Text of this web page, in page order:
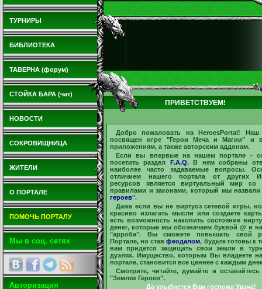
ТУРНИРЫ
БИБЛИОТЕКА
ТАВЕРНА (форум)
СТОЙКА БАРА (чат)
НОВОСТИ
СОКРОВИЩНИЦА
ЖИТЕЛИ
О ПОРТАЛЕ
ПОМОЧЬ ПОРТАЛУ
Мы в соц. сетях
Авторизация
ПРИВЕТСТВУЕМ!
Добро пожаловать наHeroesPortal! Наш
посвящен игре "Герои Меча и Магии" и
приложениям, а также авторским аддонам.
Если вы впервые на нашем портале -
посетить раздел F.A.Q.В нем собраны
наиболее часто задаваемые вопросы.
отличием нашего портала от других
ресурсов является виртуальный мир со
правилами и законами, который мы
героев".
Даже если вы не виртуоз сетевой игры, но
красиво излагать мысли или создаете
есть возможность накопить состояние
денег, которые мы обозначаем буквой @ и
"арроба". Вы сможете повышать свой
Портале, но ставфеодалом, будьте готовы к
вам придется защищать свои земли в
дуэлях. Имущество, которым Вы владеете
портале, становится все ценнее с каждым
Смотрите, читайте, думайте и
"Землях Героев".
Да улыбнется Вам госпожа Удача!